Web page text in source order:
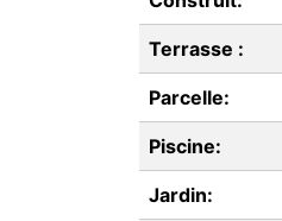
Terrasse :
Parcelle:
Piscine:
Jardin: